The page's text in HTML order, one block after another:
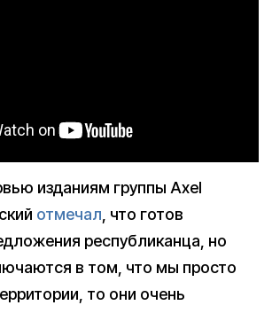
изданиям группы Axel
отмечал, что готов
республиканца, но
в том, что мы просто
то они очень